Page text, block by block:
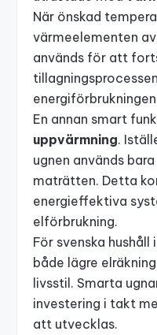
När önskad
värmeelementen
används för att
En annan smart
uppvärmning.
ugnen används
maträtten. Detta
energieffektiva
elförbrukning.
För svenska
både lägre
livsstil. Smarta
investering i takt
att utvecklas.